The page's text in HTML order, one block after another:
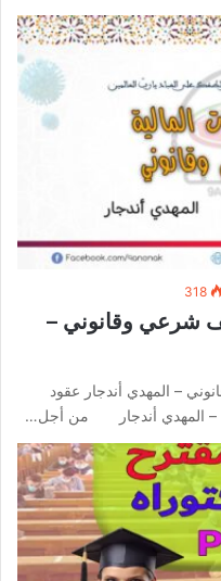
318
شرعي وقانوني –
– المهدي أندجار عقود
– المهدي أندجار من أجل…